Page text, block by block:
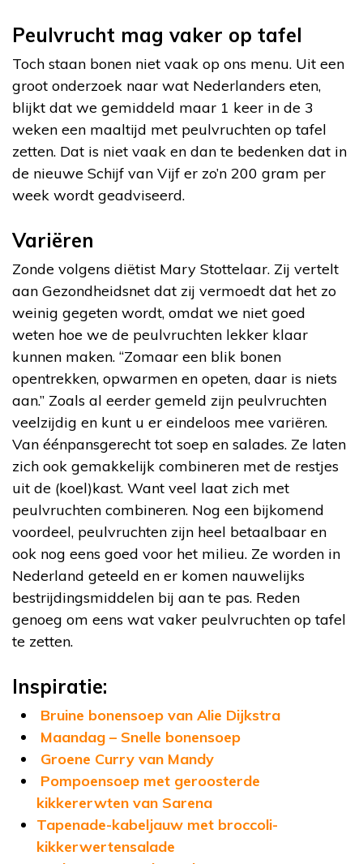
Peulvrucht mag vaker op tafel
Toch staan bonen niet vaak op ons menu. Uit een
groot onderzoek naar wat Nederlanders eten,
blijkt dat we gemiddeld maar 1 keer in de 3
weken een maaltijd met peulvruchten op tafel
zetten. Dat is niet vaak en dan te bedenken dat in
de nieuwe Schijf van Vijf er zo’n 200 gram per
week wordt geadviseerd.
Variëren
Zonde volgens diëtist Mary Stottelaar. Zij vertelt
aan Gezondheidsnet dat zij vermoedt dat het zo
weinig gegeten wordt, omdat we niet goed
weten hoe we de peulvruchten lekker klaar
kunnen maken. “Zomaar een blik bonen
opentrekken, opwarmen en opeten, daar is niets
aan.” Zoals al eerder gemeld zijn peulvruchten
veelzijdig en kunt u er eindeloos mee variëren.
Van éénpansgerecht tot soep en salades. Ze laten
zich ook gemakkelijk combineren met de restjes
uit de (koel)kast. Want veel laat zich met
peulvruchten combineren. Nog een bijkomend
voordeel, peulvruchten zijn heel betaalbaar en
ook nog eens goed voor het milieu. Ze worden in
Nederland geteeld en er komen nauwelijks
bestrijdingsmiddelen bij aan te pas. Reden
genoeg om eens wat vaker peulvruchten op tafel
te zetten.
Inspiratie:
Bruine bonensoep van Alie Dijkstra
Maandag – Snelle bonensoep
Groene Curry van Mandy
Pompoensoep met geroosterde
kikkererwten van Sarena
Tapenade-kabeljauw met broccoli-
kikkerwertensalade